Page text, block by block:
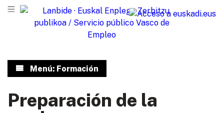
Menú: Formación
Preparación de la